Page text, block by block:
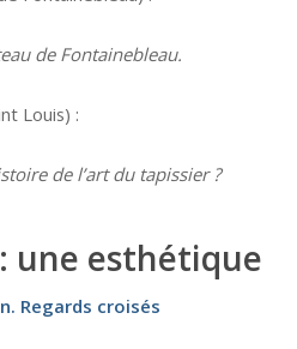
de Fontainebleau.
Louis) :
de l’art du tapissier ?
une esthétique
Regards croisés